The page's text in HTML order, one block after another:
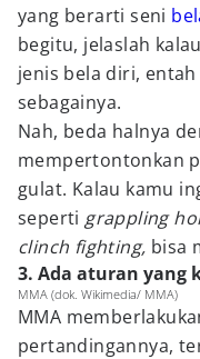
yang berarti seni
begitu, jelaslah
jenis bela diri,
sebagainya.
Nah, beda halnya
mempertontonkan
gulat. Kalau kamu
seperti grappling
clinch fighting, bisa
3. Ada aturan yang
MMA (dok. Wikimedia/ MMA)
MMA
pertandingannya,